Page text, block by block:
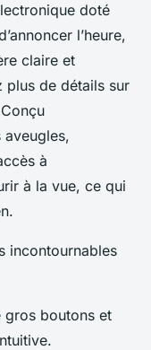
doté
l’heure,
claire et
plus de détails sur
à
à la vue, ce qui
incontournables
gros boutons et